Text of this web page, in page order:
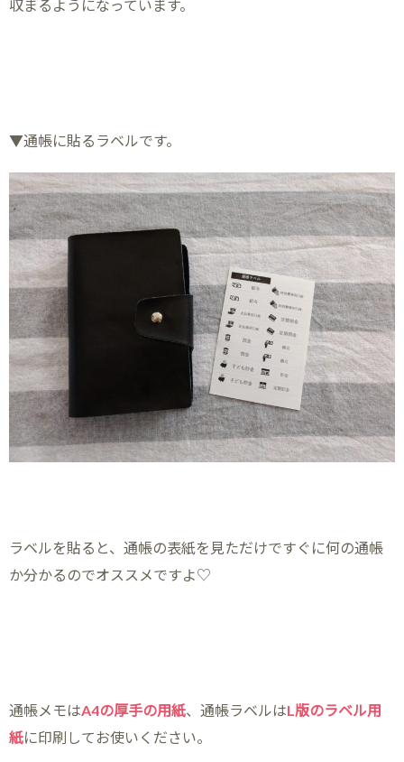
収まるようになっています。
▼通帳に貼るラベルです。
ラベルを貼ると、通帳の表紙を見ただけですぐに何の通帳
か分かるのでオススメですよ♡
通帳メモはA4の厚手の用紙、通帳ラベルはL版のラベル用
紙に印刷してお使いください。